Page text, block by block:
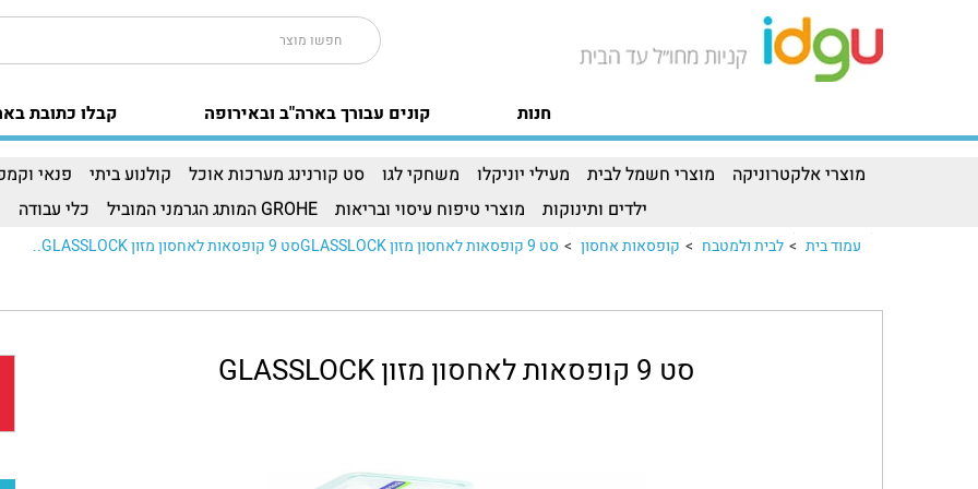
קבלו כתובת קונים עבורך בארה"ב ובאירופה חנות
מוצרי אלקטרוניקה מוצרי חשמל לבית מעילי יוניקלו משחקי לגו סט קורנינג מערכות אוכל קולנוע ביתי
פנאי
ילדים ותינוקות
מוצרי טיפוח עיסוי ובריאות GROHE המותג הגרמני המוביל כלי עבודה
עמוד בית > לבית ולמטבח > קופסאות אחסון > סט 9 קופסאות לאחסון מזון GLASSLOCKסט 9 קופסאות לאחסון מזון GLASSLOCK..
סט 9 קופסאות לאחסון מזון GLASSLOCK